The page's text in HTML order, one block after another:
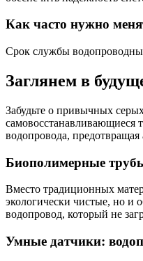
Как часто нужно
Срок службы
Заглянем в
Забудьте о привычных
самовосстанавливающиеся
водопровода,
Биополимерные
Вместо традиционных
экологически чистые, но и
водопровод, который не
Умные датчики: